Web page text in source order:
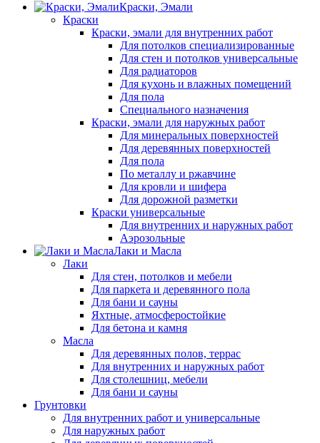
Краски, Эмали
Краски
Краски, эмали для внутренних работ
Для потолков специализированные
Для стен и потолков универсальные
Для радиаторов
Для кухонь и влажных помещений
Для пола
Специального назначения
Краски, эмали для наружных работ
Для минеральных поверхностей
Для деревянных поверхностей
Для пола
По металлу и ржавчине
Для кровли и шифера
Для дорожной разметки
Краски универсальные
Для внутренних и наружных работ
Аэрозольные
Лаки и Масла
Лаки
Для стен, потолков и мебели
Для паркета и деревянного пола
Для бани и сауны
Яхтные, атмосферостойкие
Для бетона и камня
Масла
Для деревянных полов, террас
Для внутренних и наружных работ
Для столешниц, мебели
Для бани и сауны
Грунтовки
Для внутренних работ и универсальные
Для наружных работ